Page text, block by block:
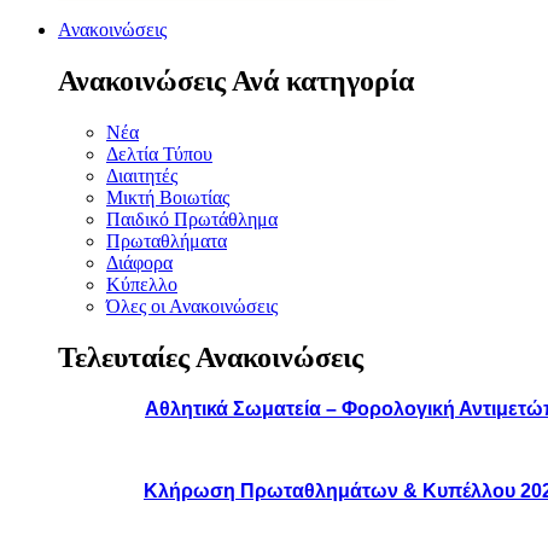
Ανακοινώσεις
Ανακοινώσεις Ανά κατηγορία
Νέα
Δελτία Τύπου
Διαιτητές
Μικτή Βοιωτίας
Παιδικό Πρωτάθλημα
Πρωταθλήματα
Διάφορα
Κύπελλο
Όλες οι Ανακοινώσεις
Τελευταίες Ανακοινώσεις
Αθλητικά Σωματεία – Φορολογική
Κλήρωση Πρωταθλημάτων & Κυπέλλου